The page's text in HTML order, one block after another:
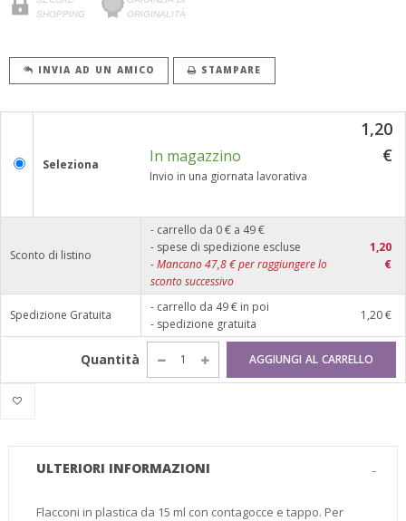
SHOPPING
ORIGINALITÀ
INVIA AD UN AMICO STAMPARE
Seleziona In magazzino
Invio in una giornata lavorativa
1,20
€
Sconto di listino
- carrello da 0 € a 49 €
- spese di spedizione escluse
-Mancano47,8€ per raggiungere lo
sconto successivo
1,20
€
Spedizione Gratuita
- carrello da 49 € in poi
- spedizione gratuita
1,20 €
Quantità AGGIUNGI AL CARRELLO
ULTERIORI INFORMAZIONI
Flacconi in plastica da 15 ml con contagocce e tappo. Per